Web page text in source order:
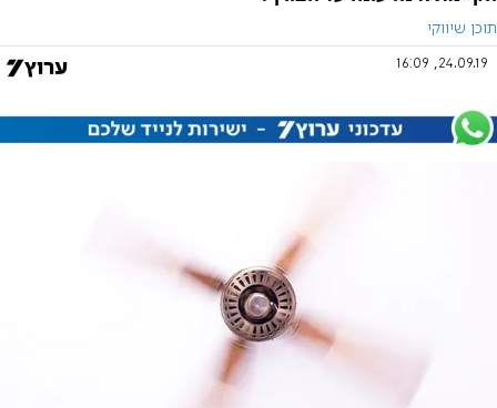
תוכן שיווקי
24.09.19, 16:09